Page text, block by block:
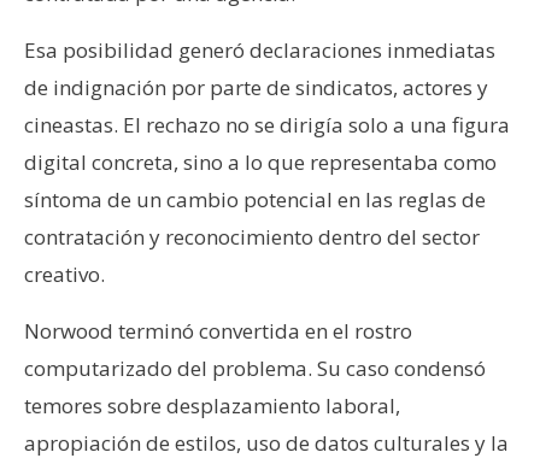
Esa posibilidad generó declaraciones inmediatas
de indignación por parte de sindicatos, actores y
cineastas. El rechazo no se dirigía solo a una figura
digital concreta, sino a lo que representaba como
síntoma de un cambio potencial en las reglas de
contratación y reconocimiento dentro del sector
creativo.
Norwood terminó convertida en el rostro
computarizado del problema. Su caso condensó
temores sobre desplazamiento laboral,
apropiación de estilos, uso de datos culturales y la